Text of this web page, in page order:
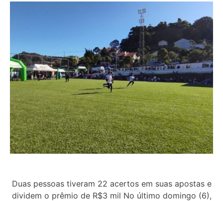
Duas pessoas tiveram 22 acertos em suas apostas e
dividem o prêmio de R$3 mil No último domingo (6),